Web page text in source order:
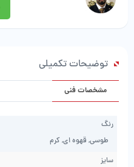
توضیحات تکمیلی
مشخصات فنی
رنگ
طوسی, قهوه ای, کرم
سایز